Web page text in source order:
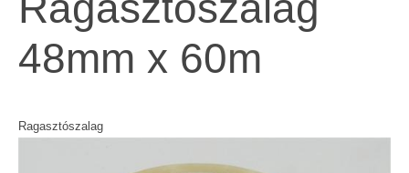
48mm x 60m
Ragasztószalag